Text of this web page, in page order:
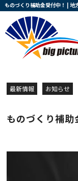
最新情報 お知らせ
ものづくり補助